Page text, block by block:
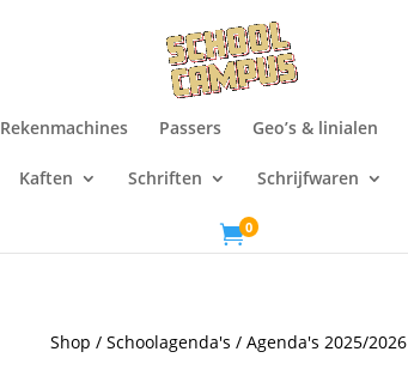
Rekenmachines Passers Geo’s & linialen
Kaften Schriften Schrijfwaren
0
Shop /Schoolagenda's /Agenda's 2025/2026